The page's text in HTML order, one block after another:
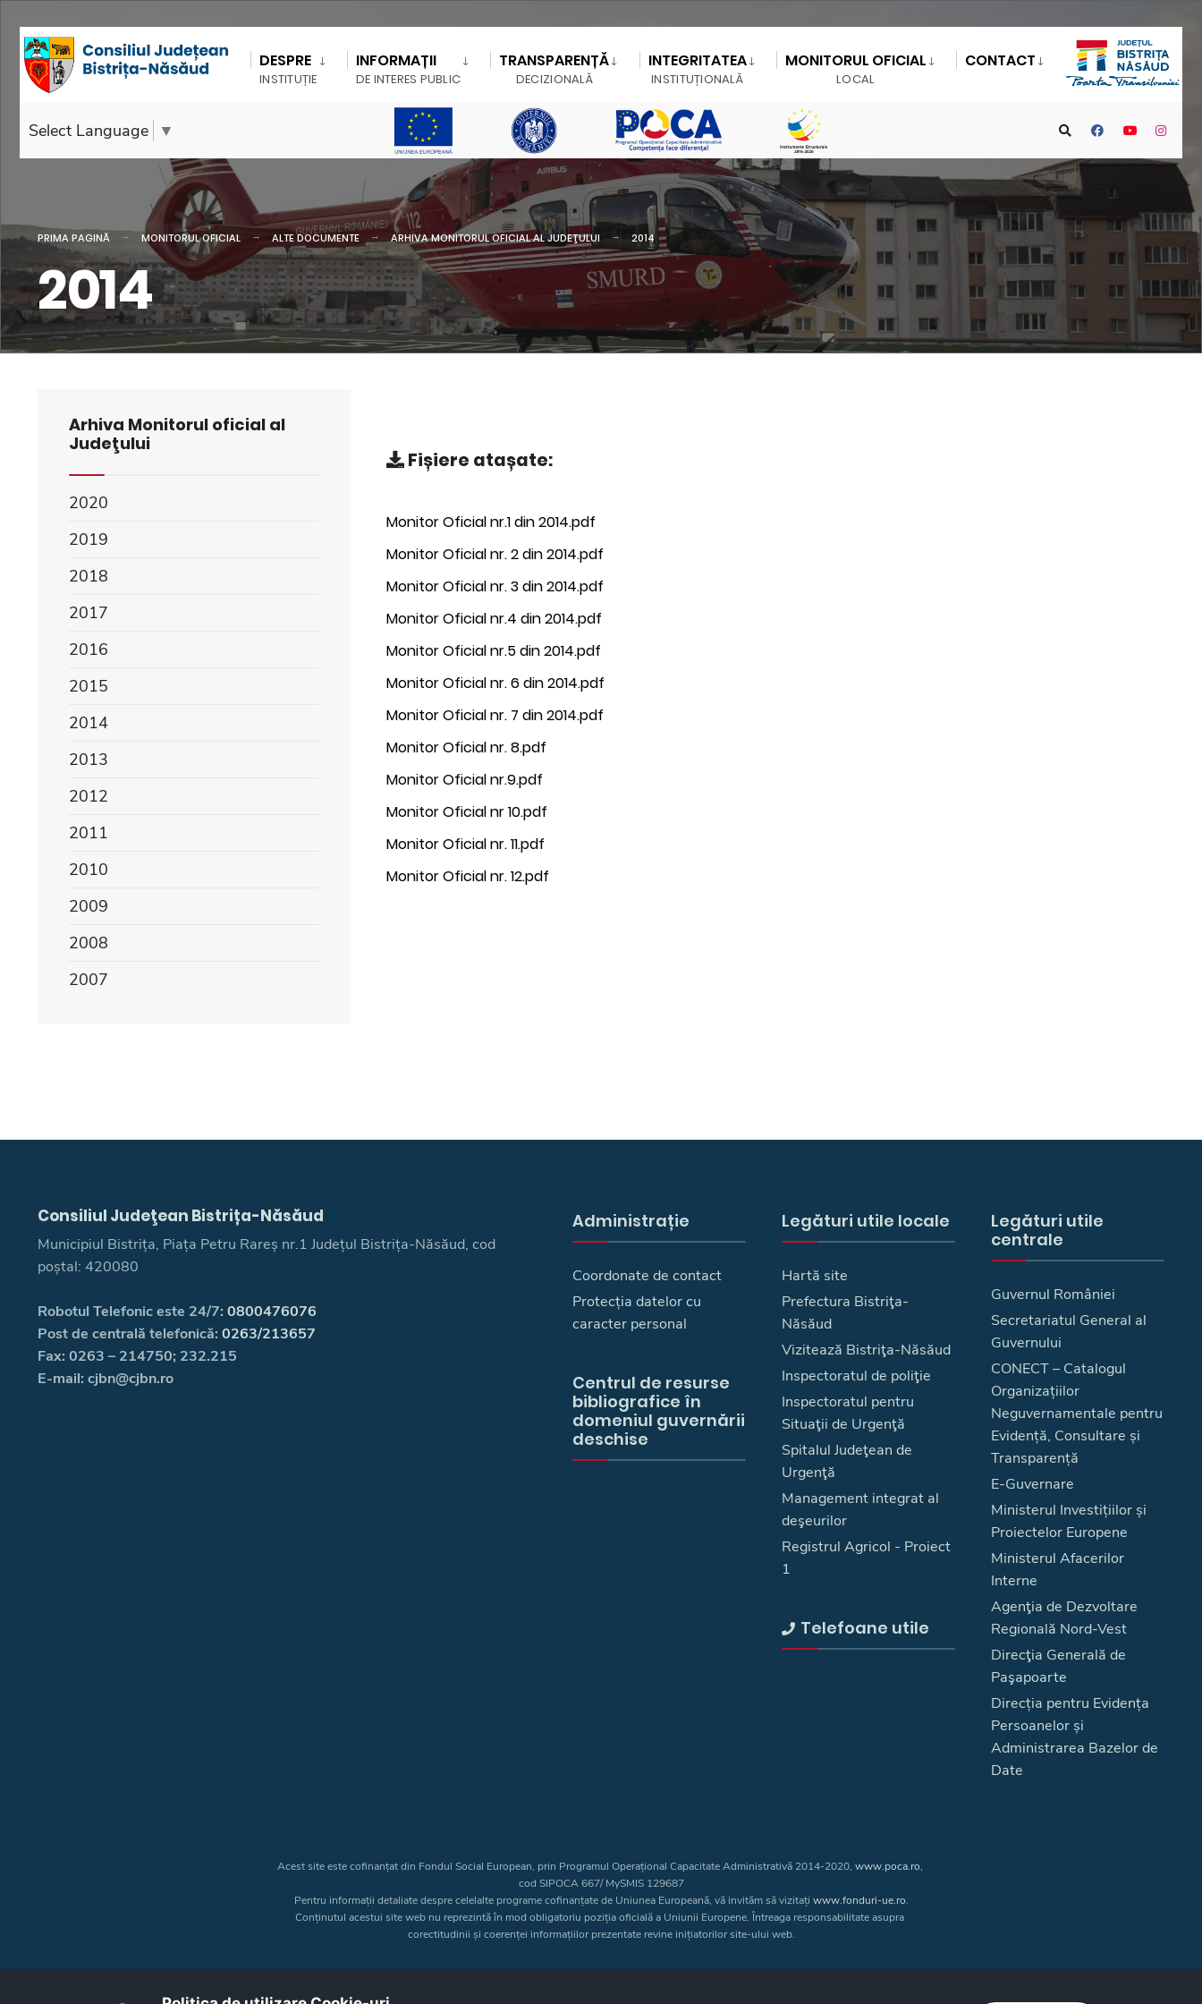
DESPRE
INSTITUȚIE
INFORMAȚII
DE INTERES PUBLIC
TRANSPARENȚĂ
DECIZIONALĂ
INTEGRITATEA
INSTITUȚIONALĂ
MONITORUL OFICIAL
LOCAL
CONTACT
Select Language ▼
PRIMA PAGINĂ MONITORUL OFICIAL ALTE DOCUMENTE ARHIVA MONITORUL OFICIAL AL JUDEŢULUI 2014
2014
Fișiere atașate:
Monitor Oficial nr.1 din 2014.pdf
Monitor Oficial nr. 2 din 2014.pdf
Monitor Oficial nr. 3 din 2014.pdf
Monitor Oficial nr.4 din 2014.pdf
Monitor Oficial nr.5 din 2014.pdf
Monitor Oficial nr. 6 din 2014.pdf
Monitor Oficial nr. 7 din 2014.pdf
Monitor Oficial nr. 8.pdf
Monitor Oficial nr.9.pdf
Monitor Oficial nr 10.pdf
Monitor Oficial nr. 11.pdf
Monitor Oficial nr. 12.pdf
Arhiva Monitorul oficial al
Judeţului
2020
2019
2018
2017
2016
2015
2014
2013
2012
2011
2010
2009
2008
2007
Consiliul Judeţean Bistrița-Năsăud
Municipiul Bistrița, Piața Petru Rareș nr.1 Județul Bistrița-Năsăud, cod
poștal: 420080
Robotul Telefonic este 24/7: 0800476076
Post de centrală telefonică: 0263/213657
Fax: 0263 – 214750; 232.215
E-mail: cjbn@cjbn.ro
Administrație
Coordonate de contact
Protecția datelor cu
caracter personal
Centrul de resurse
bibliografice în
domeniul guvernării
deschise
Legături utile locale
Hartă site
Prefectura Bistriţa-
Năsăud
Vizitează Bistriţa-Năsăud
Inspectoratul de poliţie
Inspectoratul pentru
Situaţii de Urgenţă
Spitalul Judeţean de
Urgenţă
Management integrat al
deşeurilor
Registrul Agricol - Proiect
1
Telefoane utile
Legături utile
centrale
Guvernul României
Secretariatul General al
Guvernului
CONECT – Catalogul
Organizațiilor
Neguvernamentale pentru
Evidență, Consultare și
Transparență
E-Guvernare
Ministerul Investițiilor și
Proiectelor Europene
Ministerul Afacerilor
Interne
Agenţia de Dezvoltare
Regională Nord-Vest
Direcţia Generală de
Paşapoarte
Direcția pentru Evidența
Persoanelor și
Administrarea Bazelor de
Date
Acest site este cofinanțat din Fondul Social European, prin Programul Operațional Capacitate Administrativă 2014-2020, www.poca.ro,
cod SIPOCA 667/ MySMIS 129687
Pentru informații detaliate despre celelalte programe cofinanțate de Uniunea Europeană, vă invităm să vizitați www.fonduri-ue.ro.
Conținutul acestui site web nu reprezintă în mod obligatoriu poziția oficială a Uniunii Europene. Întreaga responsabilitate asupra
corectitudinii și coerenței informațiilor prezentate revine inițiatorilor site-ului web.
Copyright © 2026 - Consiliul Judeţean Bistrița-Năsăud